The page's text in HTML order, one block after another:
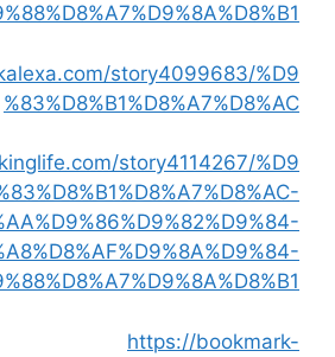
story4099683/%D9
%83%D8%B1%D8%A7%D8%AC
story4114267/%D9
https://bookmark-